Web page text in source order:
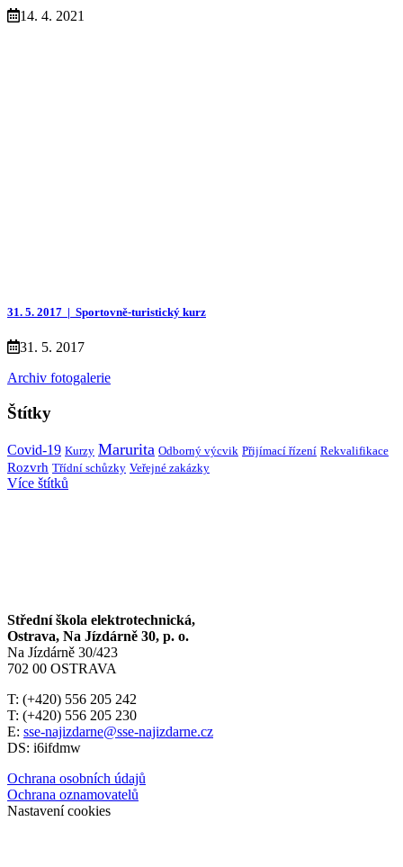
14. 4. 2021
31. 5. 2017 | Sportovně-turistický kurz
31. 5. 2017
Archiv fotogalerie
Štítky
Covid-19 Kurzy Marurita Odborný výcvik Přijímací řízení Rekvalifikace
Rozvrh Třídní schůzky Veřejné zakázky
Více štítků
Střední škola elektrotechnická,
Ostrava, Na Jízdárně 30, p. o.
Na Jízdárně 30/423
702 00 OSTRAVA
T: (+420) 556 205 242
T: (+420) 556 205 230
E: sse-najizdarne@sse-najizdarne.cz
DS: i6ifdmw
Ochrana osobních údajů
Ochrana oznamovatelů
Nastavení cookies